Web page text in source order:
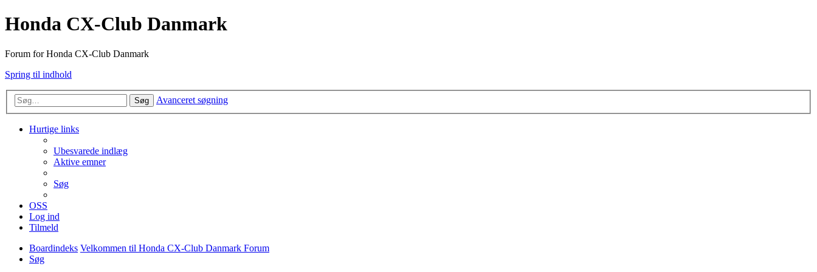
Honda CX-Club Danmark
Forum for Honda CX-Club Danmark
Spring til indhold
Søg Avanceret søgning
Hurtige links
Ubesvarede indlæg
Aktive emner
Søg
OSS
Log ind
Tilmeld
Boardindeks Velkommen til Honda CX-Club Danmark Forum
Søg